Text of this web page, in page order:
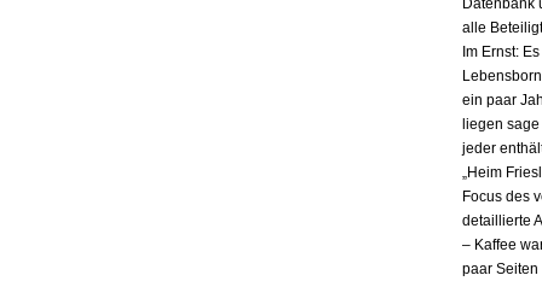
Datenbank
alle
Im Ernst:
ein paar
liegen
jeder
„Heim
Focus des
detaillierte
– Kaffee
paar